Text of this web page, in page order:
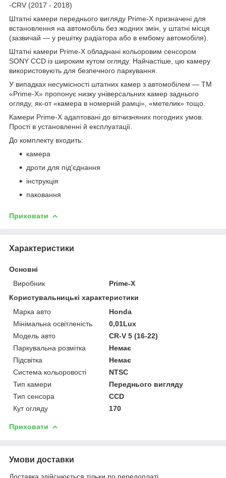
-CRV (2017 - 2018)
Штатні камери переднього вигляду Prime-X призначені для
встановлення на автомобіль без жодних змін, у штатні місця
(зазвичай — у решітку радіатора або в ембому автомобіля).
Штатні камери Prime-X обладнані кольоровим сенсором
SONY CCD із широким кутом огляду. Найчастіше, цю камеру
використовують для безпечного паркування.
У випадках несумісності штатних камер з автомобілем — TM
«Prime-X» пропонує низку універсальних камер заднього
огляду, як-от «камера в номерній рамці», «метелик» тощо.
Камери Prime-X адаптовані до вітчизняних погодних умов.
Прості в установленні й експлуатації.
До комплекту входить:
камера
дроти для під'єднання
інструкція
паковання
Приховати
Характеристики
Основні
Виробник
Prime-X
Користувальницькі характеристики
Марка авто
Honda
Мінімальна освітленість
0,01Lux
Модель авто
CR-V 5 (16-22)
Паркувальна розмітка
Немає
Підсвітка
Немає
Система кольоровості
NTSC
Тип камери
Переднього вигляду
Тип сенсора
CCD
Кут огляду
170
Приховати
Умови доставки
Доставка здійснюється тільки по передоплаті.